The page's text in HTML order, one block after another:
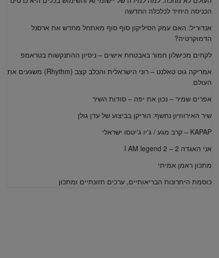
הכניסה היחיד לכלכלה החדשה
אנדוריל: האם עמק הסיליקון סוף סוף מאתחל מחדש את ארסנל
הדמוקרטיה?
לקחים מכישלון חמור באבטחת אישים – ניסיון ההתנקשות בטראמפ
אמריקה גוט טאלנט – רוני הישראלית והכלב קצב (Rhythm) משגעים את
העולם
אפרים שמיר – נכון את יפה – סודות השיר
שיר האירווזיון נחשף: הוריקן בביצוע של עדן גולן
KAPAP – קרב מגע / ג'יו ג'יטסו ישראלי
אני האגדה 2 – I AM legend 2
מתכון ראמן אמיתי
כוסמת היתרונות הבריאותיים, ערכים תזונתיים ומתכון